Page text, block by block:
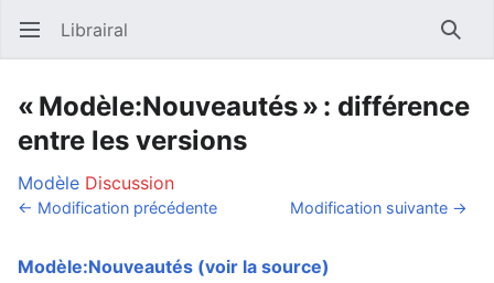
Ouvrir le menu principal Librairal
« Modèle:Nouveautés » : différence
entre les versions
Modèle Discussion
← Modification précédente Modification suivante →
Modèle:Nouveautés (voir la source)